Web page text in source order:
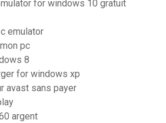
for windows 10 gratuit
emulator
pc
8
for windows xp
avast sans payer
argent